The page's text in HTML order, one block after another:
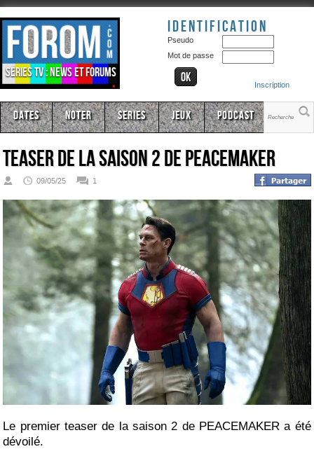
Séries TV : news et forums
Identification
Pseudo
Mot de passe
Inscription
Dates Noter Series Jeux Podcast
Teaser de la saison 2 de PEACEMAKER
09/05/25 1
Le premier teaser de la saison 2 de PEACEMAKER a été
dévoilé.